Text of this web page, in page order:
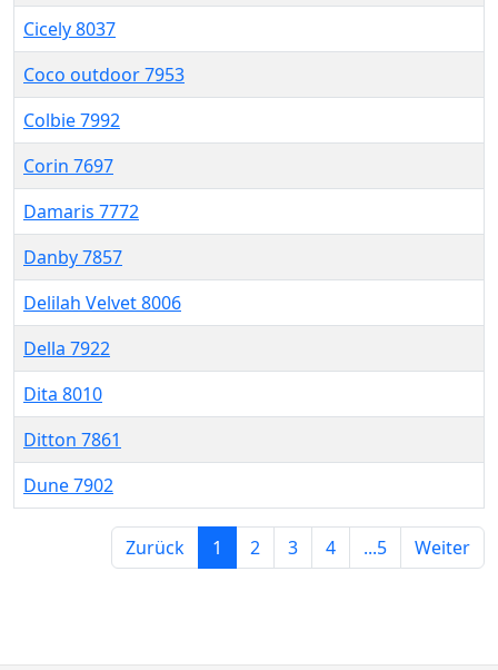
Cicely 8037
Coco outdoor 7953
Colbie 7992
Corin 7697
Damaris 7772
Danby 7857
Delilah Velvet 8006
Della 7922
Dita 8010
Ditton 7861
Dune 7902
Zurück 1 2 3 4 ...5 Weiter